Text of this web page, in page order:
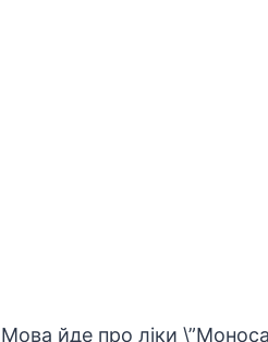
Мова йде про ліки